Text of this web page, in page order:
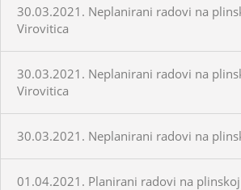
30.03.2021. Neplanirani radovi na
Virovitica
30.03.2021. Neplanirani radovi na
Virovitica
30.03.2021. Neplanirani radovi na
01.04.2021. Planirani radovi na